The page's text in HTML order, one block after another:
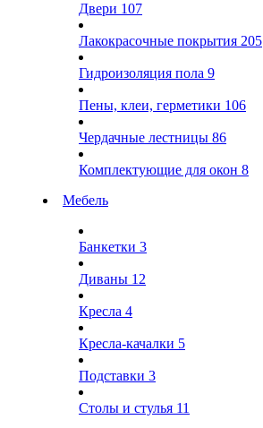
Двери 107
Лакокрасочные покрытия 205
Гидроизоляция пола 9
Пены, клеи, герметики 106
Чердачные лестницы 86
Комплектующие для окон 8
Мебель
Банкетки 3
Диваны 12
Кресла 4
Кресла-качалки 5
Подставки 3
Столы и стулья 11